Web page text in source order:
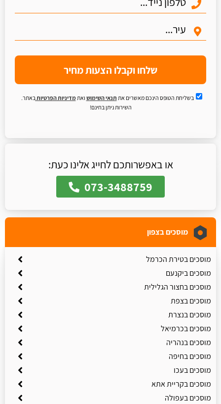
שלחו וקבלו הצעות מחיר
בשליחת הטופס הינכם מאשרים את תנאי השימוש ואתמדיניות הפרטיותבאתר.
השירות ניתן בחינם!
או באפשרותכם לחייג אלינו כעת:
073-3488759
מוסכים בצפון
מוסכים בטירת הכרמל
מוסכים ביקנעם
מוסכים בחצור הגלילית
מוסכים בצפת
מוסכים בנצרת
מוסכים בכרמיאל
מוסכים בנהריה
מוסכים בחיפה
מוסכים בעכו
מוסכים בקריית אתא
מוסכים בעפולה